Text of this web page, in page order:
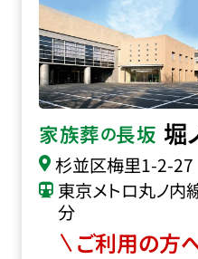
家族葬の長坂 堀
杉並区梅里1-2-27
東京メトロ丸ノ内
分
ご利用の方